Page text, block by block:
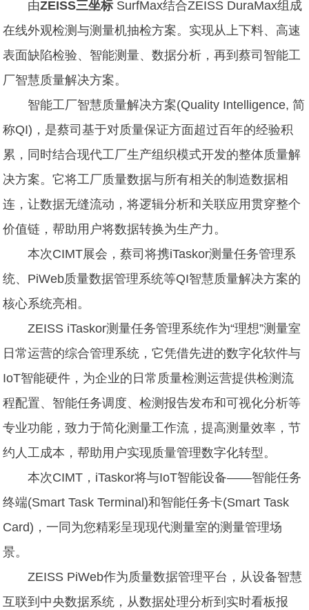
由ZEISS三坐标SurfMax结合ZEISS DuraMax组成
在线外观检测与测量机抽检方案。实现从上下料、高速
表面缺陷检验、智能测量、数据分析，再到蔡司智能工
厂智慧质量解决方案。
智能工厂智慧质量解决方案(Quality Intelligence, 简
称QI)，是蔡司基于对质量保证方面超过百年的经验积
累，同时结合现代工厂生产组织模式开发的整体质量解
决方案。它将工厂质量数据与所有相关的制造数据相
连，让数据无缝流动，将逻辑分析和关联应用贯穿整个
价值链，帮助用户将数据转换为生产力。
本次CIMT展会，蔡司将携iTaskor测量任务管理系
统、PiWeb质量数据管理系统等QI智慧质量解决方案的
核心系统亮相。
ZEISS iTaskor测量任务管理系统作为“理想”测量室
日常运营的综合管理系统，它凭借先进的数字化软件与
IoT智能硬件，为企业的日常质量检测运营提供检测流
程配置、智能任务调度、检测报告发布和可视化分析等
专业功能，致力于简化测量工作流，提高测量效率，节
约人工成本，帮助用户实现质量管理数字化转型。
本次CIMT，iTaskor将与IoT智能设备——智能任务
终端(Smart Task Terminal)和智能任务卡(Smart Task
Card)，一同为您精彩呈现现代测量室的测量管理场
景。
ZEISS PiWeb作为质量数据管理平台，从设备智慧
互联到中央数据系统，从数据处理分析到实时看板报